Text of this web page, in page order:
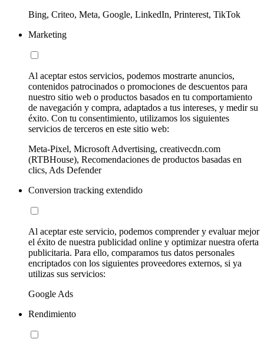
Bing, Criteo, Meta, Google, LinkedIn, Printerest, TikTok
Marketing
Al aceptar estos servicios, podemos mostrarte anuncios,
contenidos patrocinados o promociones de descuentos para
nuestro sitio web o productos basados en tu comportamiento
de navegación y compra, adaptados a tus intereses, y medir su
éxito. Con tu consentimiento, utilizamos los siguientes
servicios de terceros en este sitio web:
Meta-Pixel, Microsoft Advertising, creativecdn.com
(RTBHouse), Recomendaciones de productos basadas en
clics, Ads Defender
Conversion tracking extendido
Al aceptar este servicio, podemos comprender y evaluar mejor
el éxito de nuestra publicidad online y optimizar nuestra oferta
publicitaria. Para ello, comparamos tus datos personales
encriptados con los siguientes proveedores externos, si ya
utilizas sus servicios:
Google Ads
Rendimiento